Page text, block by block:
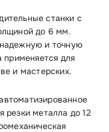
станки с
до 6 мм.
и точную
применяется для
и мастерских.
резки металла до 12